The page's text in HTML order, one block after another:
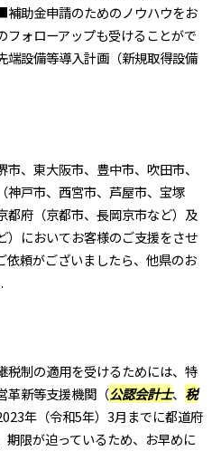
助金申請のためのノウハウをお
ォローアップも受けることがで
設備等導入計画（新規取得設備
、東大阪市、豊中市、吹田市、
神戸市、西宮市、芦屋市、宝塚
都府（京都市、長岡京市など）及
）においてお客様のご支援をさせ
依頼がございましたら、他県のお
税制の適用を受けるためには、特
革新等支援機関（公認会計士、 税
年（令和5年）3月までに都道府
期限が迫っているため、お早めに